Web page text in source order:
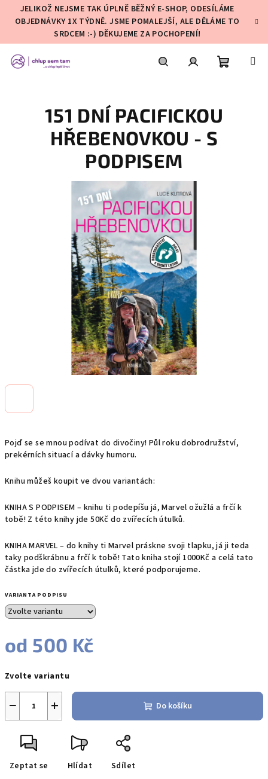
JELIKOŽ NEJSME TAK ÚPLNĚ BĚŽNÝ E-SHOP, ODESÍLÁME
OBJEDNÁVKY 1X TÝDNĚ. JSME POMALEJŠÍ, ALE DĚLÁME TO
SRDCEM :-) DĚKUJEME ZA POCHOPENÍ!
Pojď se se mnou podívat do divočiny! Půl roku dobrodružství,
prekérních situací a dávky humoru.
Knihu můžeš koupit ve dvou variantách:
KNIHA S PODPISEM – knihu ti podepíšu já, Marvel ožužlá a frčí k
tobě! Z této knihy jde 50Kč do zvířecích útulků.
KNIHA MARVEL – do knihy ti Marvel práskne svoji tlapku, já ji teda
taky podškrábnu a frčí k tobě! Tato kniha stojí 1000Kč a celá tato
částka jde do zvířecích útulků, které podporujeme.
VARIANTA PODPISU
od 500 Kč
cena:
Zvolte variantu
+
− Do košíku
Zeptat se Hlídat Sdílet
151 DNÍ PACIFICKOU
HŘEBENOVKOU - S
PODPISEM